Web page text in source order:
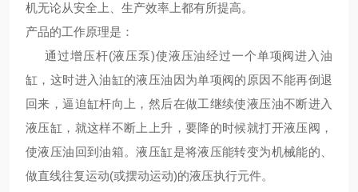
机无论从安全上、生产效率上都有所提高。
产品的工作原理是：
通过增压杆(液压泵)使液压油经过一个单项阀进入油
缸，这时进入油缸的液压油因为单项阀的原因不能再倒退
回来，逼迫缸杆向上，然后在做工继续使液压油不断进入
液压缸，就这样不断上上升，要降的时候就打开液压阀，
使液压油回到油箱。液压缸是将液压能转变为机械能的、
做直线往复运动(或摆动运动)的液压执行元件。